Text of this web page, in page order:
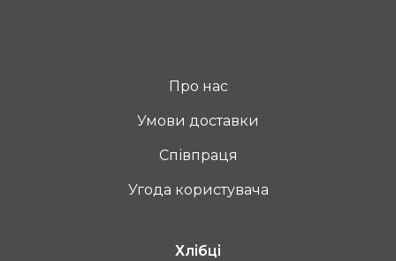
Про нас
Умови доставки
Співпраця
Угода користувача
Хлібці